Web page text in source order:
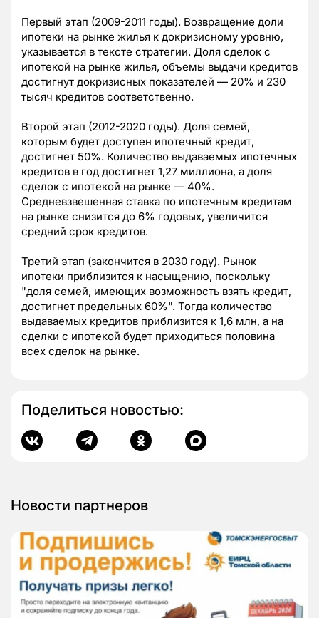
Первый этап (2009-2011 годы). Возвращение доли
ипотеки на рынке жилья к докризисному уровню,
указывается в тексте стратегии. Доля сделок с
ипотекой на рынке жилья, объемы выдачи кредитов
достигнут докризисных показателей — 20% и 230
тысяч кредитов соответственно.
Второй этап (2012-2020 годы). Доля семей,
которым будет доступен ипотечный кредит,
достигнет 50%. Количество выдаваемых ипотечных
кредитов в год достигнет 1,27 миллиона, а доля
сделок с ипотекой на рынке — 40%.
Средневзвешенная ставка по ипотечным кредитам
на рынке снизится до 6% годовых, увеличится
средний срок кредитов.
Третий этап (закончится в 2030 году). Рынок
ипотеки приблизится к насыщению, поскольку
"доля семей, имеющих возможность взять кредит,
достигнет предельных 60%". Тогда количество
выдаваемых кредитов приблизится к 1,6 млн, а на
сделки с ипотекой будет приходиться половина
всех сделок на рынке.
Поделиться новостью:
Новости партнеров